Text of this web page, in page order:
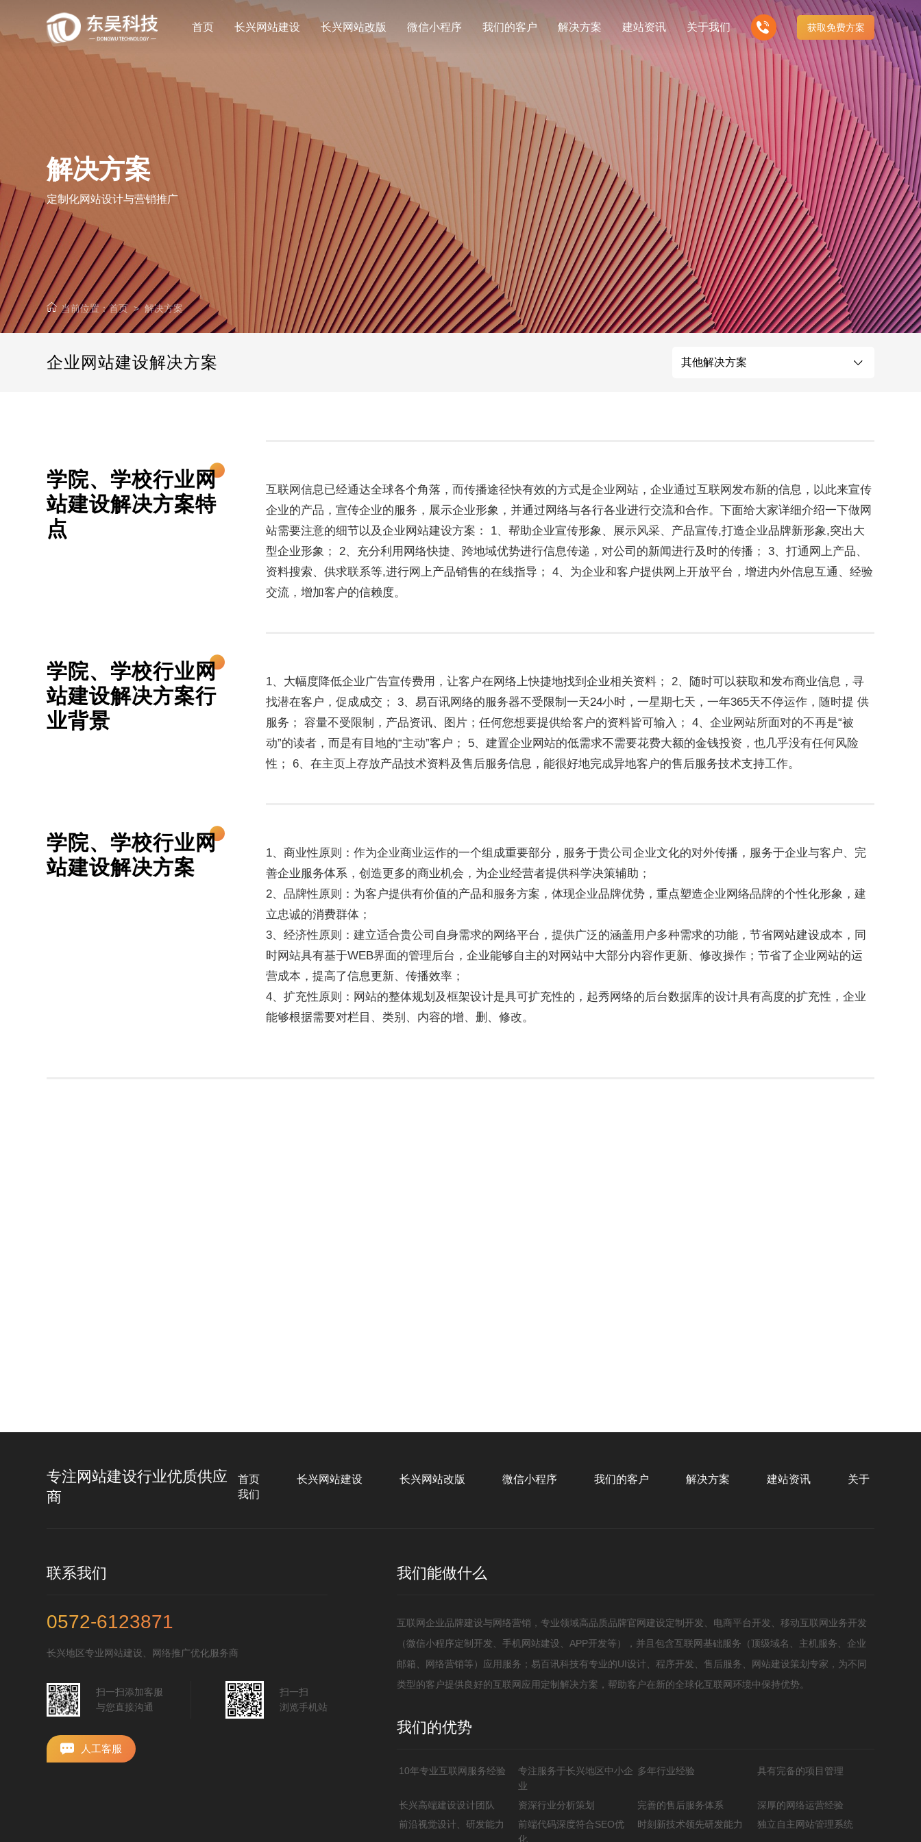
首页 长兴网站建设
专注网站建设行业优质供应商
创意品牌型网站建设
企业品牌高端网站设计
企业营销型网站建设
营销推广转化获客网站
响应式网站建设
适应各个终端设备网站
网站建设定制改版
定制化网站建设改版方案
购物商城型网站建设
零售在线电子商务网站
手机微信网站建设
移动手机互联网站开发
长兴网站改版 微信小程序 我们的客户
专注网站建设行业优质供应商 企业网站
企业品牌高端网站建设
外贸企业 事业单位
政务部门网站
系统门户
系统门户网站建设
解决方案
专注网站建设行业优质供应商
解决方案
定制化视觉设计与互动策划方案
旅游、交通行业网站建设
解决方案
更贴身、易落地、高性价比
学院、学校行业网站建设
解决方案
更贴身、易落地、高性价比
安防、监控行业网站建设
解决方案
更贴身、易落地、高性价比
物流、快递行业网站建设
解决方案
更贴身、易落地、高性价比
节能环保行业网站建设解
决方案
更贴身、易落地、高性价比
金融、P2P行业网站建设解
决方案
更贴身、易落地、高性价比
数码、电子产品网站建设
集团、上市企业网站建设
政府网站建设解决方案
我们的产品
多样化产品总有一个满足你的需求
建站资讯
专注网站建设行业优质供应商
网站建设资讯
最新网站建设资讯
网站优化
全网网站推广
微信小程序开发
即开即用不用等待
关于我们 获取免费方案
解决方案
定制化网站设计与营销推广
当前位置：首页>解决方案
企业网站建设解决方案 其他解决方案
学院、学校行业网
站建设解决方案特
点
互联网信息已经通达全球各个角落，而传播途径快有效的方式是企业网站，企业通过互联网发布新的信息，以此来宣传
企业的产品，宣传企业的服务，展示企业形象，并通过网络与各行各业进行交流和合作。下面给大家详细介绍一下做网
站需要注意的细节以及企业网站建设方案： 1、帮助企业宣传形象、展示风采、产品宣传,打造企业品牌新形象,突出大
型企业形象； 2、充分利用网络快捷、跨地域优势进行信息传递，对公司的新闻进行及时的传播； 3、打通网上产品、
资料搜索、供求联系等,进行网上产品销售的在线指导； 4、为企业和客户提供网上开放平台，增进内外信息互通、经验
交流，增加客户的信赖度。
学院、学校行业网
站建设解决方案行
业背景
1、大幅度降低企业广告宣传费用，让客户在网络上快捷地找到企业相关资料； 2、随时可以获取和发布商业信息，寻
找潜在客户，促成成交； 3、易百讯网络的服务器不受限制一天24小时，一星期七天，一年365天不停运作，随时提 供
服务； 容量不受限制，产品资讯、图片；任何您想要提供给客户的资料皆可输入； 4、企业网站所面对的不再是“被
动”的读者，而是有目地的“主动”客户； 5、建置企业网站的低需求不需要花费大额的金钱投资，也几乎没有任何风险
性； 6、在主页上存放产品技术资料及售后服务信息，能很好地完成异地客户的售后服务技术支持工作。
学院、学校行业网
站建设解决方案
1、商业性原则：作为企业商业运作的一个组成重要部分，服务于贵公司企业文化的对外传播，服务于企业与客户、完
善企业服务体系，创造更多的商业机会，为企业经营者提供科学决策辅助；
2、品牌性原则：为客户提供有价值的产品和服务方案，体现企业品牌优势，重点塑造企业网络品牌的个性化形象，建
立忠诚的消费群体；
3、经济性原则：建立适合贵公司自身需求的网络平台，提供广泛的涵盖用户多种需求的功能，节省网站建设成本，同
时网站具有基于WEB界面的管理后台，企业能够自主的对网站中大部分内容作更新、修改操作；节省了企业网站的运
营成本，提高了信息更新、传播效率；
4、扩充性原则：网站的整体规划及框架设计是具可扩充性的，起秀网络的后台数据库的设计具有高度的扩充性，企业
能够根据需要对栏目、类别、内容的增、删、修改。
浙江瑞希特科技 浙江柿子新能源科技 海鼎健康美业
座机
专注网站建设行业优质供应
商
首页 长兴网站建设 长兴网站改版 微信小程序 我们的客户 解决方案 建站资讯
关于
我们
联系我们
0572-6123871
长兴地区专业网站建设、网络推广优化服务商
扫一扫添加客服
与您直接沟通
扫一扫
浏览手机站
人工客服
我们能做什么
互联网企业品牌建设与网络营销，专业领域高品质品牌官网建设定制开发、电商平台开发、移动互联网业务开发
（微信小程序定制开发、手机网站建设、APP开发等），并且包含互联网基础服务（顶级域名、主机服务、企业
邮箱、网络营销等）应用服务；易百讯科技有专业的UI设计、程序开发、售后服务、网站建设策划专家，为不同
类型的客户提供良好的互联网应用定制解决方案，帮助客户在新的全球化互联网环境中保持优势。
我们的优势
10年专业互联网服务经验
专注服务于长兴地区中小企
业
多年行业经验 具有完备的项目管理
长兴高端建设设计团队 资深行业分析策划 完善的售后服务体系
深厚的网络运营经验
前沿视觉设计、研发能力
前端代码深度符合SEO优
化
时刻新技术领先研发能力 独立自主网站管理系统
请输入您的公司名称 名字
电话 微信号
您的预算 3千-1万 1万-3万 3万-8万 8万以上